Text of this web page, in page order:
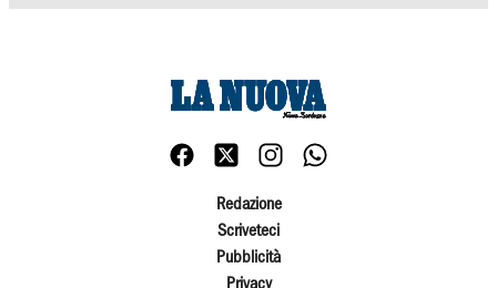
Redazione
Scriveteci
Pubblicità
Privacy